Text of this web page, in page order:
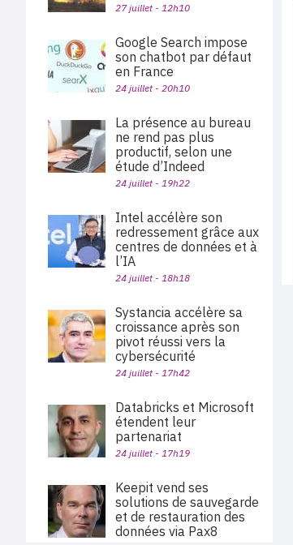
27 juillet - 12h10
Google Search impose
son chatbot par défaut
en France
24 juillet - 20h10
La présence au bureau
ne rend pas plus
productif, selon une
étude d’Indeed
24 juillet - 19h22
Intel accélère son
redressement grâce aux
centres de données et à
l’IA
24 juillet - 18h18
Systancia accélère sa
croissance après son
pivot réussi vers la
cybersécurité
24 juillet - 17h42
Databricks et Microsoft
étendent leur
partenariat
24 juillet - 17h19
Keepit vend ses
solutions de sauvegarde
et de restauration des
données via Pax8